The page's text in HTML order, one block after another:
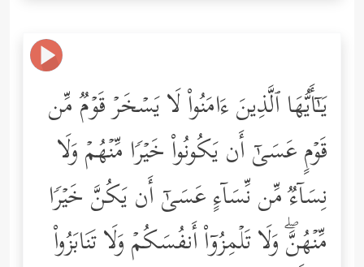
یَـٰۤأَیُّهَا ٱلَّذِینَ ءَامَنُواْ لَا یَسۡخَرۡ قَوۡمࣱ مِّن
قَوۡمٍ عَسَىٰۤ أَن یَكُونُواْ خَیۡرࣰا مِّنۡهُمۡ وَلَا
نِسَاۤءࣱ مِّن نِّسَاۤءٍ عَسَىٰۤ أَن یَكُنَّ خَیۡرࣰا
مِّنۡهُنَّۖ وَلَا تَلۡمِزُوۤاْ أَنفُسَكُمۡ وَلَا تَنَابَزُواْ